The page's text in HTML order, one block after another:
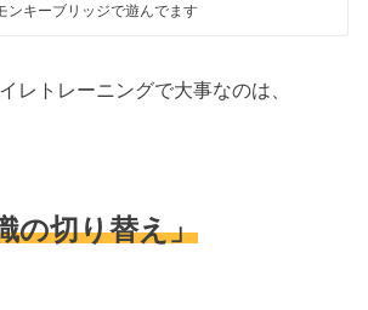
ンキーブリッジで遊んでます
レトレーニングで大事なのは、
の切り替え」